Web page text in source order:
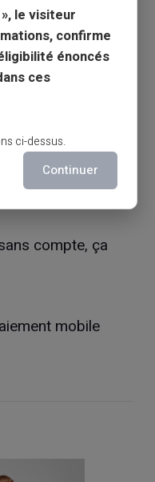
compte, ça
mobile
le visiteur
confirme
énoncés
ces
ci-dessus.
Continuer